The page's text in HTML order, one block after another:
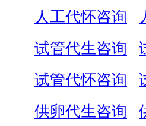
人工代怀咨询
试管代生咨询
试管代怀咨询
供卵代生咨询